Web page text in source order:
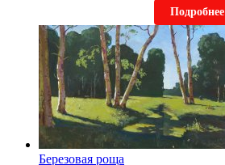
Подробнее
Березовая роща